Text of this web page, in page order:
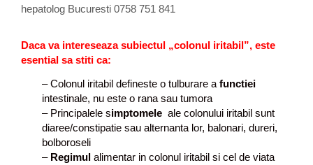
n
t
i
a
t
hepatolog Bucuresti 0758 751 841
Daca va intereseaza subiectul „colonul iritabil”, este
esential sa stiti ca:
– Colonul iritabil defineste o tulburare a functiei
intestinale, nu este o rana sau tumora
– Principalele simptomele ale colonului iritabil sunt
diaree/constipatie sau alternanta lor, balonari, dureri,
bolboroseli
– Regimul alimentar in colonul iritabil si cel de viata